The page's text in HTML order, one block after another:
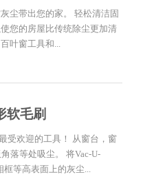
尘带出您的家。 轻松清洁固
您的房屋比传统除尘更加清
叶窗工具和...
软毛刷
受欢迎的工具！ 从窗台，窗
落等处吸尘。 将Vac-U-
框等高表面上的灰尘...